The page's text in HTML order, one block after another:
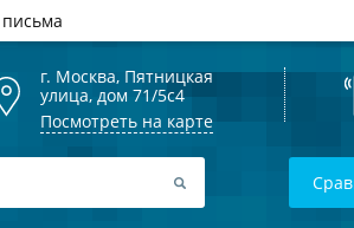
г. Москва, Пятницкая
улица, дом 71/5с4
Посмотреть на карте